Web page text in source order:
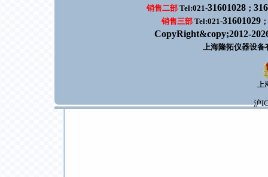
销售二部Tel:021-31601028；
销售三部 Tel:021-31601029 ；
CopyRight&copy;2012-
上海隆拓仪器设
沪